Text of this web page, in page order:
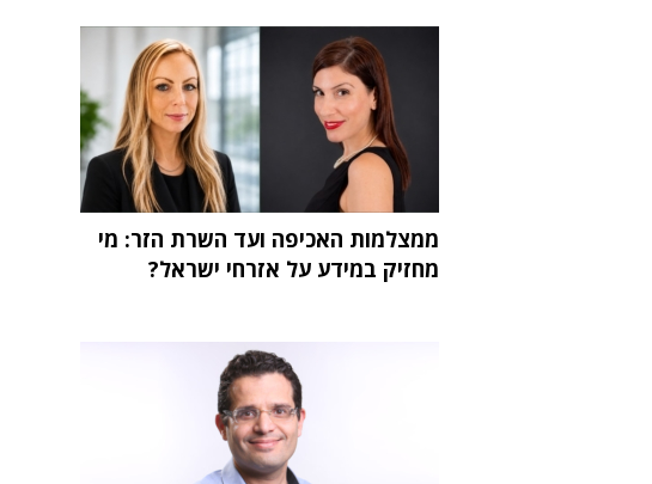
ממצלמות האכיפה ועד השרת הזר: מי
מחזיק במידע על אזרחי ישראל?